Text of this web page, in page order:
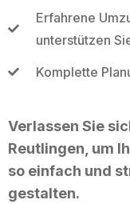
Erfahrene
unterstützen
Komplette
Verlassen Sie
Reutlingen, um
so einfach und
gestalten.